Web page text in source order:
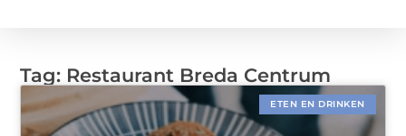
Tag: Restaurant Breda Centrum
ETEN EN DRINKEN